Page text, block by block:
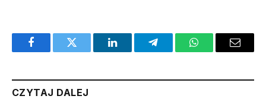
FacebookTwitter LinkedInTelegramWhatsAppEmail
CZYTAJ DALEJ